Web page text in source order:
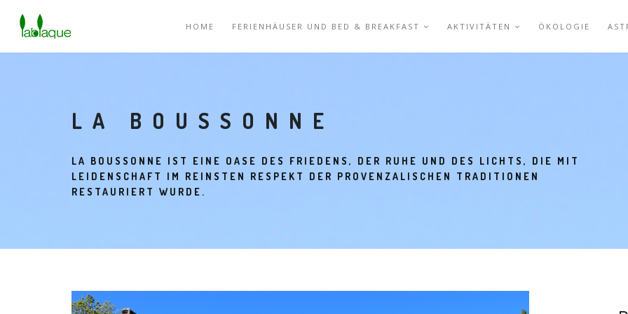
HOME FERIENHÄUSER UND BED & BREAKFAST AKTIVITÄTEN ÖKOLOGIE
LA BOUSSONNE
LA BOUSSONNE IST EINE OASE DES FRIEDENS, DER RUHE UND DES LICHTS, DIE MIT
LEIDENSCHAFT IM REINSTEN RESPEKT DER PROVENZALISCHEN TRADITIONEN
RESTAURIERT WURDE.